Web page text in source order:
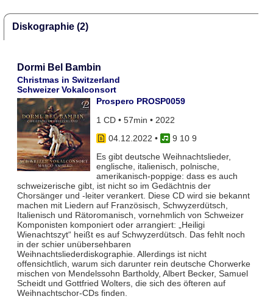
Diskographie (2)
Dormi Bel Bambin
Christmas in Switzerland
Schweizer Vokalconsort
Prospero PROSP0059
1 CD • 57min • 2022
04.12.2022 •
9 10 9
Es gibt deutsche Weihnachtslieder,
englische, italienisch, polnische,
amerikanisch-poppige: dass es auch
schweizerische gibt, ist nicht so im Gedächtnis der
Chorsänger und -leiter verankert. Diese CD wird sie bekannt
machen mit Liedern auf Französisch, Schwyzerdütsch,
Italienisch und Rätoromanisch, vornehmlich von Schweizer
Komponisten komponiert oder arrangiert: „Heiligi
Wienachtszyt“ heißt es auf Schwyzerdütsch. Das fehlt noch
in der schier unübersehbaren
Weihnachtsliederdiskographie. Allerdings ist nicht
offensichtlich, warum sich darunter rein deutsche Chorwerke
mischen von Mendelssohn Bartholdy, Albert Becker, Samuel
Scheidt und Gottfried Wolters, die sich des öfteren auf
Weihnachtschor-CDs finden.